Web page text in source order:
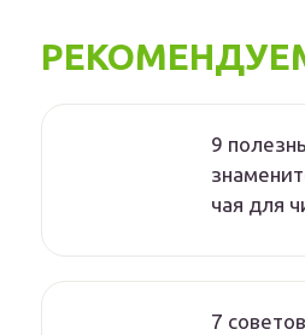
9
чая для
7